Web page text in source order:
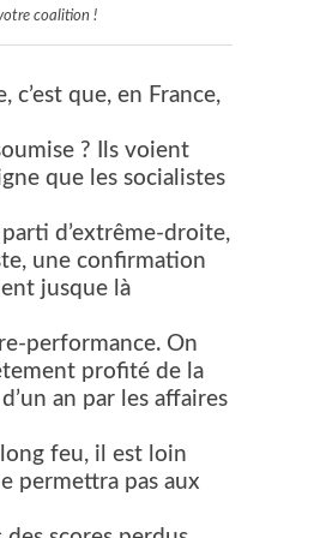
coalition !
c’est que, en France,
? Ils voient
que les socialistes
d’extrême-droite,
une confirmation
jusque là
performance. On
profité de la
an par les affaires
long feu, il est loin
permettra pas aux